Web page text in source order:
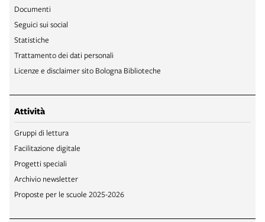
Documenti
Seguici sui social
Statistiche
Trattamento dei dati personali
Licenze e disclaimer sito Bologna Biblioteche
Attività
Gruppi di lettura
Facilitazione digitale
Progetti speciali
Archivio newsletter
Proposte per le scuole 2025-2026